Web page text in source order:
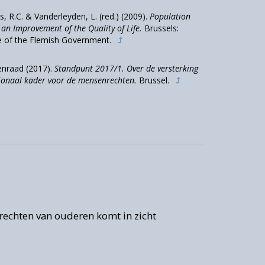
R.C. & Vanderleyden, L. (red.) (2009). Population
Improvement of the Quality of Life. Brussels:
of the Flemish Government.
(2017). Standpunt 2017/1. Over de versterking
kader voor de mensenrechten. Brussel.
is doctor in de Sociale
van ouderen komt in zicht